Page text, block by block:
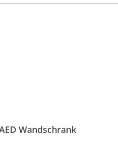
Wandschrank